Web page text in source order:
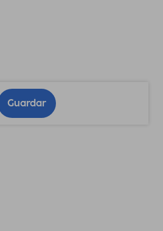
Guardar